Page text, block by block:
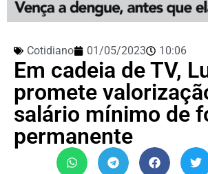
Cotidiano 01/05/2023 10:06
Em cadeia de TV,
promete
salário mínimo de
permanente